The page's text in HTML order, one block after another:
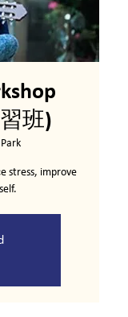
班)
stress, improve